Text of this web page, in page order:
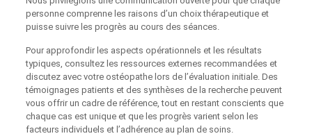
personne comprenne les raisons d’un choix thérapeutique et
puisse suivre les progrès au cours des séances.
Pour approfondir les aspects opérationnels et les résultats
typiques, consultez les ressources externes recommandées et
discutez avec votre ostéopathe lors de l’évaluation initiale. Des
témoignages patients et des synthèses de la recherche peuvent
vous offrir un cadre de référence, tout en restant conscients que
chaque cas est unique et que les progrès varient selon les
facteurs individuels et l’adhérence au plan de soins.